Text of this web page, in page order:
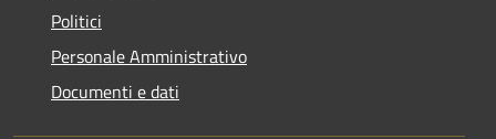
Politici
Personale Amministrativo
Documenti e dati